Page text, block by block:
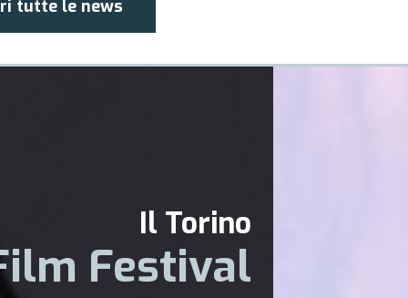
tutte le news
Il Torino
Festival